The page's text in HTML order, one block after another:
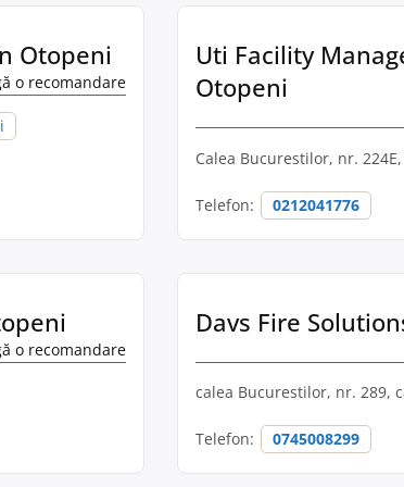
Otopeni
o recomandare
Uti Facility
Otopeni
Calea Bucurestilor, nr.
Telefon: 0212041776
o recomandare
Davs Fire
calea Bucurestilor, nr. 289,
Telefon: 0745008299